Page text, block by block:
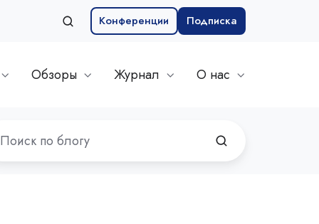
Конференции Подписка
Обзоры Журнал О нас